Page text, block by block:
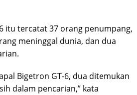
itu tercatat 37 orang penumpang,
meninggal dunia, dan dua
Bigetron GT-6, dua ditemukan
dalam pencarian,” kata